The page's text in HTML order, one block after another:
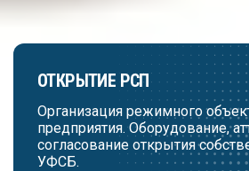
ОТКРЫТИЕ РСП
Организация режимного
предприятия. Оборудование,
согласование открытия
УФСБ.